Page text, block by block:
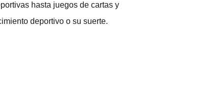
hasta juegos de cartas y
deportivo o su suerte.